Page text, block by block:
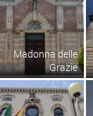
Madonna delle
Grazie